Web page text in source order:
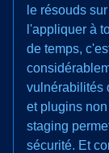
le résouds
l'appliquer à
de temps,
vulnérabilités
et plugins
staging
sécurité. Et